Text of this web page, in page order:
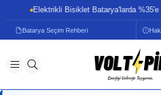
Elektrikli Bisiklet Batarya'larda %35'e
Batarya Seçim Rehberi